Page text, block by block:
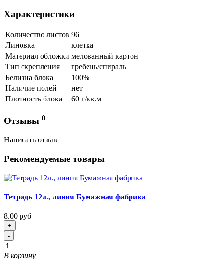
Характеристики
Количество листов 96
Линовка
клетка
Материал обложки мелованный картон
Тип скрепления
гребень/спираль
Белизна блока
100%
Наличие полей
нет
Плотность блока
60 г/кв.м
Отзывы 0
Написать отзыв
Рекомендуемые товары
Тетрадь 12л., линия Бумажная фабрика
8.00 руб
+
-
В корзину